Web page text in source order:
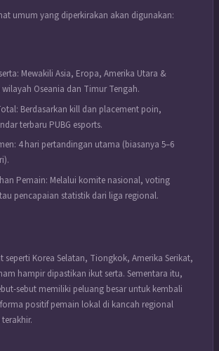
umum yang diperkirakan akan digunakan:
Mewakili Asia, Eropa, Amerika Utara &
wilayah Oseania dan Timur Tengah.
Berdasarkan kill dan placement poin,
terbaru PUBG esports.
4 hari pertandingan utama (biasanya 5–6
Pemain: Melalui komite nasional, voting
pencapaian statistik dari liga regional.
seperti Korea Selatan, Tiongkok, Amerika Serikat,
hampir dipastikan ikut serta. Sementara itu,
sebut memiliki peluang besar untuk kembali
positif pemain lokal di kancah regional